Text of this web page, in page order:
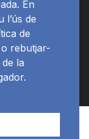
En
l’ús de
de
rebutjar-
la